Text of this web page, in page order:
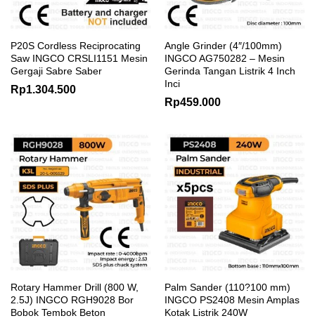
P20S Cordless Reciprocating
Saw INGCO CRSLI1151 Mesin
Gergaji Sabre Saber
Rp1.304.500
Angle Grinder (4″/100mm)
INGCO AG750282 – Mesin
Gerinda Tangan Listrik 4 Inch
Inci
Rp459.000
Rotary Hammer Drill (800 W,
2.5J) INGCO RGH9028 Bor
Bobok Tembok Beton
Palm Sander (110?100 mm)
INGCO PS2408 Mesin Amplas
Kotak Listrik 240W